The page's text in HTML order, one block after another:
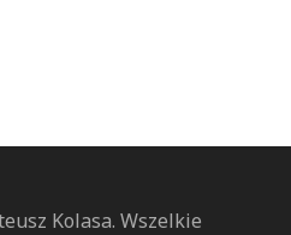
Kolasa. Wszelkie